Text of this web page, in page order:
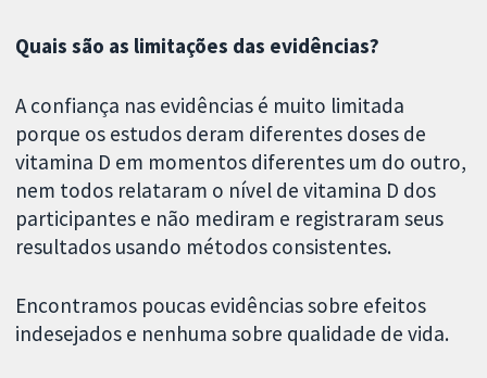
Quais são as limitações das evidências?
A confiança nas evidências é muito limitada
porque os estudos deram diferentes doses de
vitamina D em momentos diferentes um do outro,
nem todos relataram o nível de vitamina D dos
participantes e não mediram e registraram seus
resultados usando métodos consistentes.
Encontramos poucas evidências sobre efeitos
indesejados e nenhuma sobre qualidade de vida.